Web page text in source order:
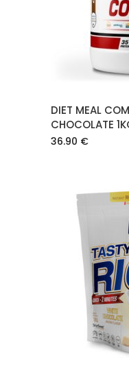
DIET MEAL
CHOCOLATE
36.90 €